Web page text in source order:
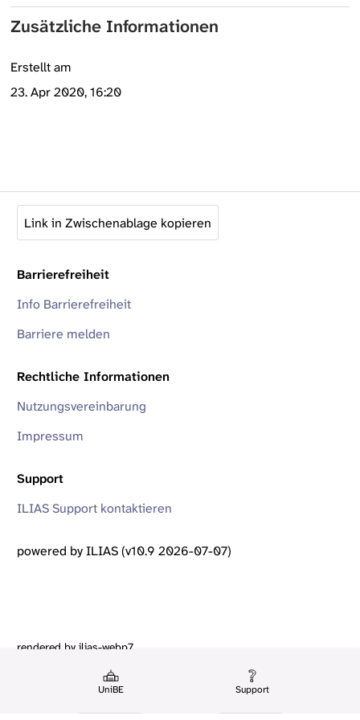
UniBE Support
Zusätzliche Informationen
Erstellt am
23. Apr 2020, 16:20
Link in Zwischenablage kopieren
Barrierefreiheit
Info Barrierefreiheit
Barriere melden
Rechtliche Informationen
Nutzungsvereinbarung
Impressum
Support
ILIAS Support kontaktieren
powered by ILIAS (v10.9 2026-07-07)
rendered by ilias-webp7